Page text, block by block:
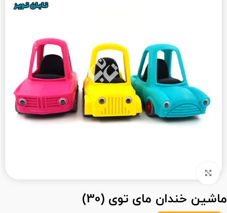
ماشین خندان مای توی (30)